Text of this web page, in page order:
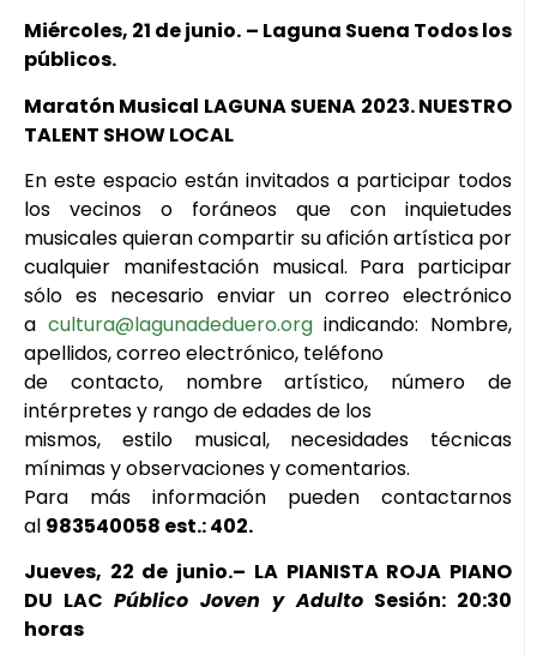
Miércoles, 21 de junio. – Laguna Suena Todos los
públicos.
Maratón Musical LAGUNA SUENA 2023. NUESTRO
TALENT SHOW LOCAL
En este espacio están invitados a participar todos
los vecinos o foráneos que con inquietudes
musicales quieran compartir su afición artística por
cualquier manifestación musical. Para participar
sólo es necesario enviar un correo electrónico
a cultura@lagunadeduero.orgindicando: Nombre,
apellidos, correo electrónico, teléfono
de contacto, nombre artístico, número de
intérpretes y rango de edades de los
mismos, estilo musical, necesidades técnicas
mínimas y observaciones y comentarios.
Para más información pueden contactarnos
al 983540058 est.: 402.
Jueves, 22 de junio.– LA PIANISTA ROJA PIANO
DU LAC Público Joven y Adulto Sesión: 20:30
horas